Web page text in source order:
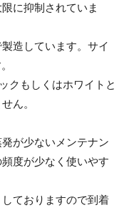
に抑制されていま
造しています。サイ
クもしくはホワイトと
ん。
が少ないメンテナン
度が少なく使いやす
ておりますので到着